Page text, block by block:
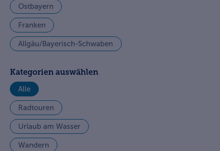
Ostbayern
Franken
Allgäu/Bayerisch-Schwaben
Kategorien auswählen
Alle
Radtouren
Urlaub am Wasser
Wandern